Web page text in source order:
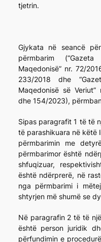
tjetrin.
Gjykata në seancë
përmbarim
Maqedonisë” nr. 72/
233/2018 dhe
Maqedonisë së
dhe 154/2023),
Sipas paragrafit 1 të të
të parashikuara në këtë
përmbarimin me
përmbarimor është
shfuqizuar,
është ndërprerë, në
nga përmbarimi i
shtyrjen më shumë se
Në paragrafin 2 të të
është person juridik
përfundimin e